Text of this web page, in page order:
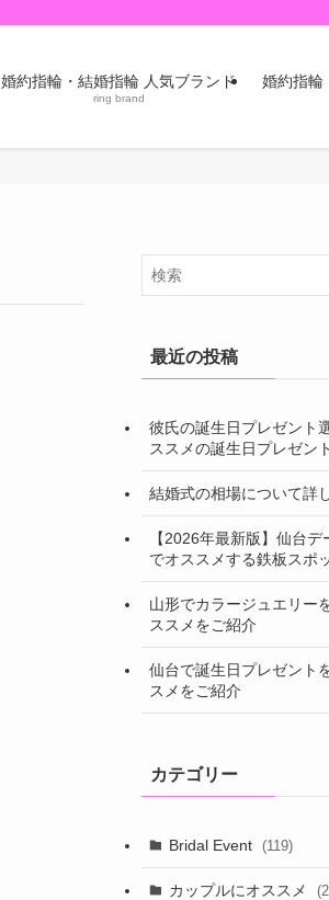
婚約指輪・結婚指輪 人気ブランド
ring brand
婚約指輪
最近の投稿
彼氏の誕生日プレゼント
ススメの誕生日プレゼン
結婚式の相場について詳
【2026年最新版】仙台
でオススメする鉄板スポ
山形でカラージュエリー
ススメをご紹介
仙台で誕生日プレゼント
スメをご紹介
カテゴリー
Bridal Event (119)
カップルにオススメ